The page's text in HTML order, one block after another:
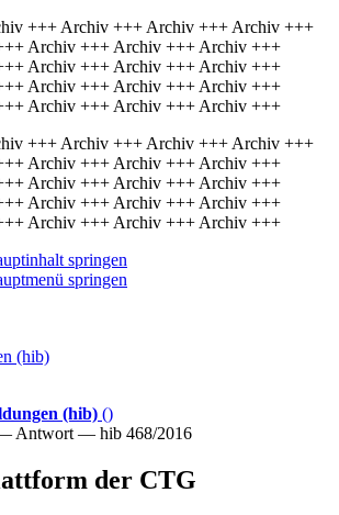
+++ Archiv +++ Archiv +++ Archiv +++
Archiv +++ Archiv +++ Archiv +++
Archiv +++ Archiv +++ Archiv +++
Archiv +++ Archiv +++ Archiv +++
Archiv +++ Archiv +++ Archiv +++
+++ Archiv +++ Archiv +++ Archiv +++
Archiv +++ Archiv +++ Archiv +++
Archiv +++ Archiv +++ Archiv +++
Archiv +++ Archiv +++ Archiv +++
Archiv +++ Archiv +++ Archiv +++
springen
springen
(hib)
(hib) ()
Antwort — hib 468/2016
der CTG